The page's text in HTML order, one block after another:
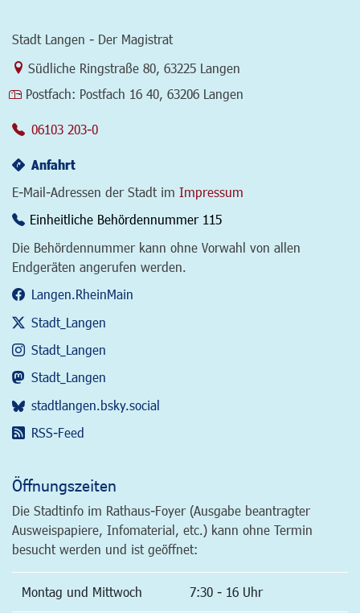
Stadt Langen - Der Magistrat
Link zur Google-Maps Navigation
Südliche Ringstraße 80 63225 Langen
Postfach: Postfach 16 40, 63206 Langen
06103 203-0
Anfahrt
E-Mail-Adressen der Stadt im Impressum
Einheitliche Behördennummer 115
Die Behördennummer kann ohne Vorwahl von allen
Endgeräten angerufen werden.
Langen.RheinMain
Stadt_Langen
Stadt_Langen
Stadt_Langen
stadtlangen.bsky.social
RSS-Feed
Öffnungszeiten
Die Stadtinfo im Rathaus-Foyer (Ausgabe beantragter
Ausweispapiere, Infomaterial, etc.) kann ohne Termin
besucht werden und ist geöffnet:
Montag und Mittwoch 7:30 - 16 Uhr